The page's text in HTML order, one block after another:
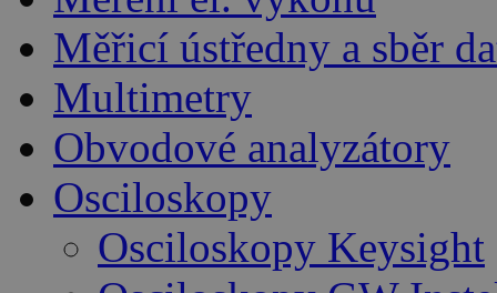
Měřicí ústředny a sběr
Multimetry
Obvodové analyzátory
Osciloskopy
Osciloskopy Keysight